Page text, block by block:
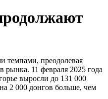
темпами, преодолевая
рынка. 11 февраля 2025 года
выросли до 131 000
2 000 донгов больше, чем